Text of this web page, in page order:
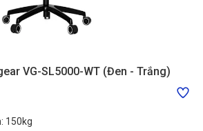
VG-SL5000-WT (Đen - Trắng)
150kg